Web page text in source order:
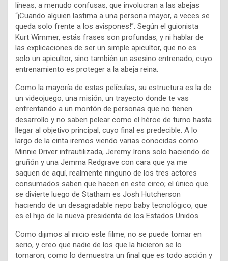
líneas, a menudo confusas, que involucran a las abejas
“¡Cuando alguien lastima a una persona mayor, a veces se
queda solo frente a los avispones!”. Según el guionista
Kurt Wimmer, estás frases son profundas, y ni hablar de
las explicaciones de ser un simple apicultor, que no es
solo un apicultor, sino también un asesino entrenado, cuyo
entrenamiento es proteger a la abeja reina.
Como la mayoría de estas películas, su estructura es la de
un videojuego, una misión, un trayecto donde te vas
enfrentando a un montón de personas que no tienen
desarrollo y no saben pelear como el héroe de turno hasta
llegar al objetivo principal, cuyo final es predecible. A lo
largo de la cinta iremos viendo varias conocidas como
Minnie Driver infrautilizada, Jeremy Irons solo haciendo de
gruñón y una Jemma Redgrave con cara que ya me
saquen de aquí, realmente ninguno de los tres actores
consumados saben que hacen en este circo; el único que
se divierte luego de Statham es Josh Hutcherson
haciendo de un desagradable nepo baby tecnológico, que
es el hijo de la nueva presidenta de los Estados Unidos.
Como dijimos al inicio este filme, no se puede tomar en
serio, y creo que nadie de los que la hicieron se lo
tomaron, como lo demuestra un final que es todo acción y